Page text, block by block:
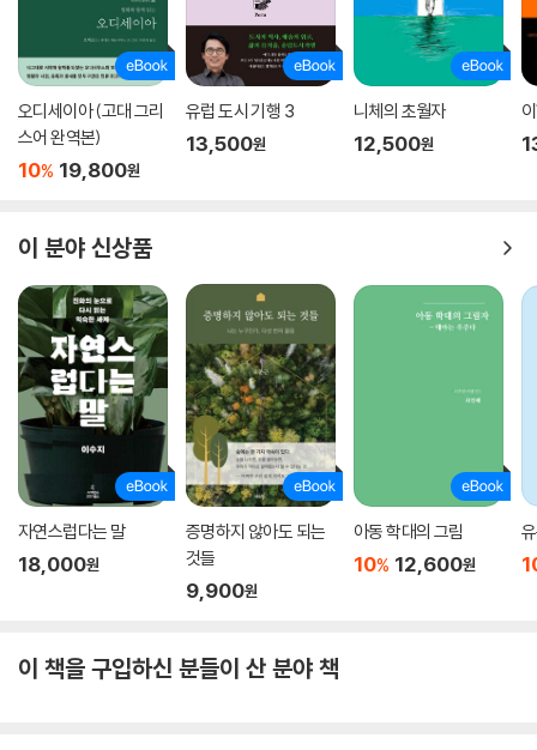
로 우리 인간 종을 파괴하는 짓을 멈추지 못하는 이유는 무엇일까?
8단계 힐링 레시피, 마음은 어떻게 잔잔해지는가
『마음의 숲을 걷다』는 크게 1부와 2부로 나뉘어 있다. 1부에서는 우리가 겪
고 있는 정신장애인 ‘휴머니아’ 즉, 인간의 광기(병리적 행동)에 대해 세심
하게 분석한다. 지피지기면 백전백승이라고 했듯이, 휴머니아를 극복하기
분석할 필요가 있기 때문이다. 지은이는 휴머니아를 개인 차원의 것과 집
의 산만, 물질주의, 권력욕 등을 꼽고 집단 차원의 휴머니아로는 전쟁, 환
경 파괴, 교조주의적 종교 등을 꼽는다. 즉, 개인과 집단의 휴머니아를 철저
하게 분석하고 해부해가면서 자신과 세계를 찬찬히 돌아보는 계기를 제공
한다.
2부에서는 그런 휴머니아를 치유하여 마음의 평온을 얻는 방법을 8단계로
나누어 알려준다. ‘내부로 주의 돌리기 - 트라우마 치유하기 - 생각에서 한
발짝 물러나서 관찰하기 - 부정적인 사고방식 바꾸기 - 봉사하기 - 의식적
으로 주의 기울이기 - 명상하기 - 침묵의 시간 갖기’로 간략하게 정리할 수
있는 이 치유의 단계들은 단계적인 것이 아니므로 나선형으로 얼마든지 실
천할 수 있다. 현재의 생활을 포기하거나 게을리 하지 않고도 충분히 따라
나의 첫 번째 ‘마음 수업’, 마음의 숲으로 걷다
오디세이아 (고대 그리
스어 완역본)
10% 19,800원
유럽 도시 기행 3
13,500원
니체의 초월자
12,500원
이 분야 신상품
자연스럽다는 말
18,000원
증명하지 않아도 되는
것들
9,900원
아동 학대의 그림
10% 12,600원
이 책을 구입하신 분들이 산 분야 책